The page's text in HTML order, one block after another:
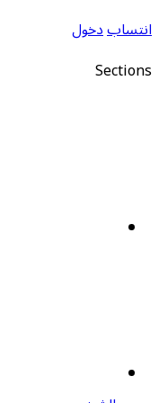
انتسابدخول
Sections